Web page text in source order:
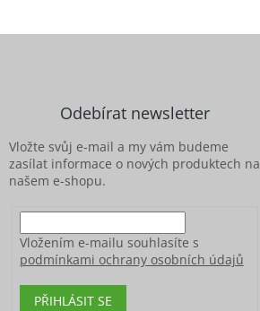
Odebírat newsletter
Vložte svůj e-mail a my vám budeme
zasílat informace o nových produktech na
našem e-shopu.
Vložením e-mailu souhlasíte s
podmínkami ochrany osobních údajů
PŘIHLÁSIT SE